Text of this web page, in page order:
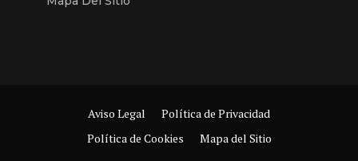
Aviso Legal
Política de Privacidad
Política de Cookies
Mapa del Sitio